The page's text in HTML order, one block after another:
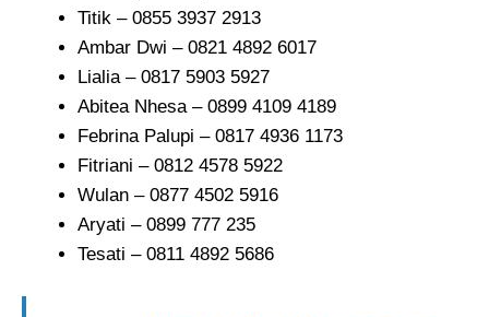
Titik – 0855 3937 2913
Ambar Dwi – 0821 4892 6017
Lialia – 0817 5903 5927
Abitea Nhesa – 0899 4109 4189
Febrina Palupi – 0817 4936 1173
Fitriani – 0812 4578 5922
Wulan – 0877 4502 5916
Aryati – 0899 777 235
Tesati – 0811 4892 5686